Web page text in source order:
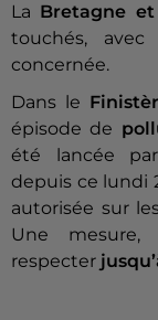
La Bretagne
touchés,
concernée.
Dans le
épisode de
été lancée
depuis ce lundi
autorisée sur
Une mesure,
respecter